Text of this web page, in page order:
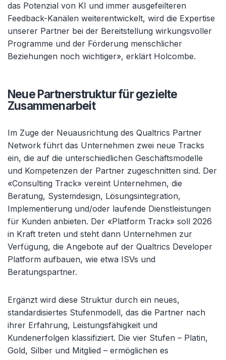
das Potenzial von KI und immer ausgefeilteren
Feedback-Kanälen weiterentwickelt, wird die Expertise
unserer Partner bei der Bereitstellung wirkungsvoller
Programme und der Förderung menschlicher
Beziehungen noch wichtiger», erklärt Holcombe.
Neue Partnerstruktur für gezielte
Zusammenarbeit
Im Zuge der Neuausrichtung des Qualtrics Partner
Network führt das Unternehmen zwei neue Tracks
ein, die auf die unterschiedlichen Geschäftsmodelle
und Kompetenzen der Partner zugeschnitten sind. Der
«Consulting Track» vereint Unternehmen, die
Beratung, Systemdesign, Lösungsintegration,
Implementierung und/oder laufende Dienstleistungen
für Kunden anbieten. Der «Platform Track» soll 2026
in Kraft treten und steht dann Unternehmen zur
Verfügung, die Angebote auf der Qualtrics Developer
Platform aufbauen, wie etwa ISVs und
Beratungspartner.
Ergänzt wird diese Struktur durch ein neues,
standardisiertes Stufenmodell, das die Partner nach
ihrer Erfahrung, Leistungsfähigkeit und
Kundenerfolgen klassifiziert. Die vier Stufen – Platin,
Gold, Silber und Mitglied – ermöglichen es